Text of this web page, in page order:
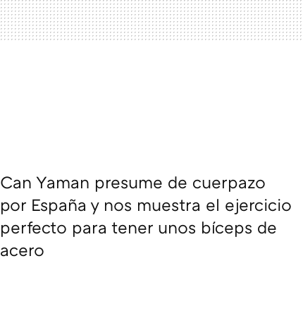
Can Yaman presume de cuerpazo
por España y nos muestra el ejercicio
perfecto para tener unos bíceps de
acero